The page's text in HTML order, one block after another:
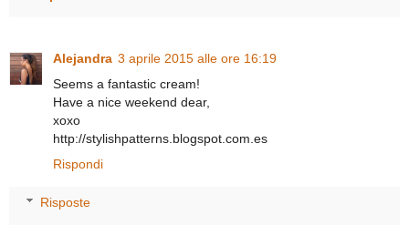
Alejandra 3 aprile 2015 alle ore 16:19
Seems a fantastic cream!
Have a nice weekend dear,
xoxo
http://stylishpatterns.blogspot.com.es
Rispondi
Risposte